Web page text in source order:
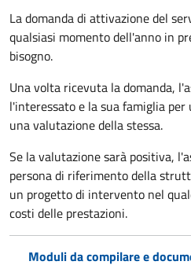
La domanda di attivazione del
qualsiasi momento dell'anno in
bisogno.
Una volta ricevuta la domanda,
l'interessato e la sua famiglia per
una valutazione della stessa.
Se la valutazione sarà positiva,
persona di riferimento della
un progetto di intervento nel
costi delle prestazioni.
Moduli da compilare e